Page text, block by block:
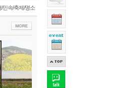
/민속/축제/명소